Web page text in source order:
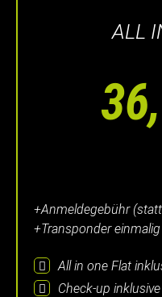
ALL
+Anmeldegebühr
+Transponder einmalig
All in one Flat
Check-up inklusive